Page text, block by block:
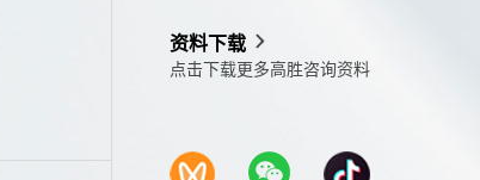
资料下载
点击下载更多高胜咨询资料